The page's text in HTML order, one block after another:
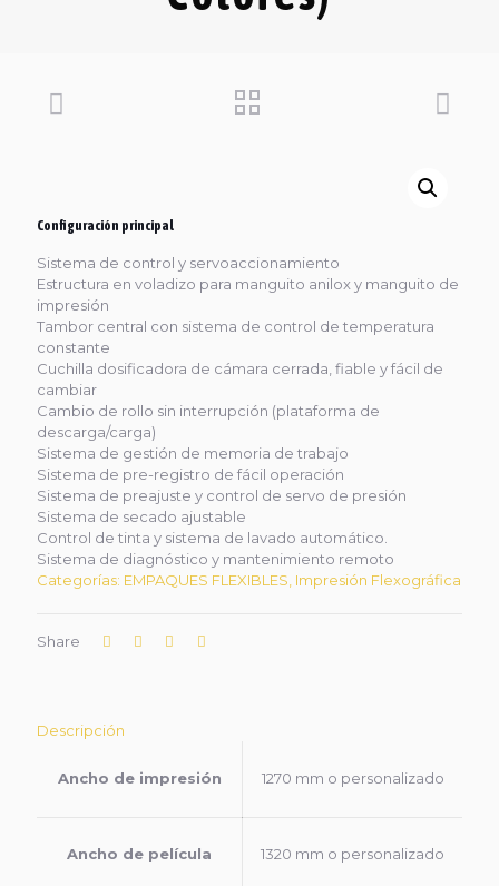
Configuración principal
Sistema de control y servoaccionamiento
Estructura en voladizo para manguito anilox y manguito de
impresión
Tambor central con sistema de control de temperatura
constante
Cuchilla dosificadora de cámara cerrada, fiable y fácil de
cambiar
Cambio de rollo sin interrupción (plataforma de
descarga/carga)
Sistema de gestión de memoria de trabajo
Sistema de pre-registro de fácil operación
Sistema de preajuste y control de servo de presión
Sistema de secado ajustable
Control de tinta y sistema de lavado automático.
Sistema de diagnóstico y mantenimiento remoto
Categorías: EMPAQUES FLEXIBLES Impresión Flexográfica
Share
Descripción
Ancho de impresión 1270 mm o personalizado
Ancho de película 1320 mm o personalizado